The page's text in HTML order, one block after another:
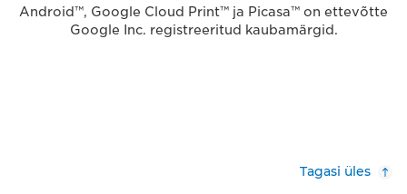
Android™, Google Cloud Print™ ja Picasa™ on ettevõtte
Google Inc. registreeritud kaubamärgid.
Tagasi üles